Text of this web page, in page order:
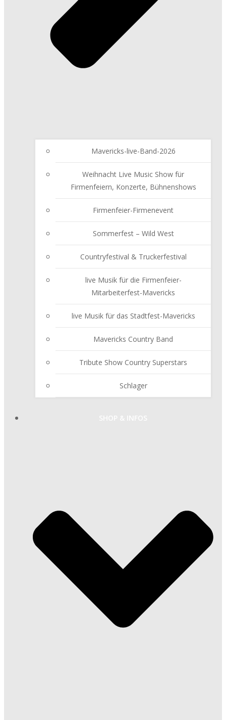
Mavericks-live-Band-2026
Weihnacht Live Music Show für
Firmenfeiern, Konzerte, Bühnenshows
Firmenfeier-Firmenevent
Sommerfest – Wild West
Countryfestival & Truckerfestival
live Musik für die Firmenfeier-
Mitarbeiterfest-Mavericks
live Musik für das Stadtfest-Mavericks
Mavericks Country Band
Tribute Show Country Superstars
Schlager